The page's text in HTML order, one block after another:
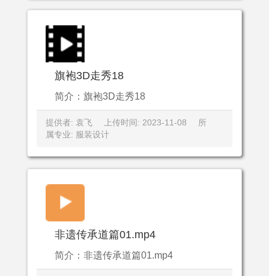
旗袍3D走秀18
简介：旗袍3D走秀18
提供者: 袁飞 上传时间: 2023-11-08
所
属专业: 服装设计
非遗传承道篇01.mp4
简介：非遗传承道篇01.mp4